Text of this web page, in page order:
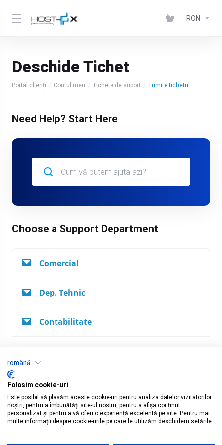
RON
Deschide Tichet
Portal clienți Contul meu Tichete de suport Trimite tichetul
Need Help? Start Here
Choose a Support Department
Comercial
Dep. Tehnic
Contabilitate
Contracte
română
Folosim cookie-uri
Este posibil să plasăm aceste cookie-uri pentru analiza datelor vizitatorilor
noștri, pentru a îmbunătăți site-ul nostru, pentru a afișa conținut
personalizat și pentru a vă oferi o experiență excelentă pe site. Pentru mai
multe informații despre cookie-urile pe care le utilizăm deschidem setările.